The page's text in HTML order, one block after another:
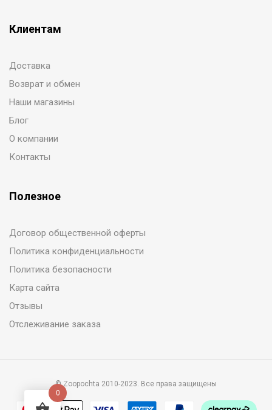
Клиентам
Доставка
Возврат и обмен
Наши магазины
Блог
О компании
Контакты
Полезное
Договор общественной оферты
Политика конфиденциальности
Политика безопасности
Карта сайта
Отзывы
Отслеживание заказа
© Zoopochta 2010-2023. Все права защищены
0